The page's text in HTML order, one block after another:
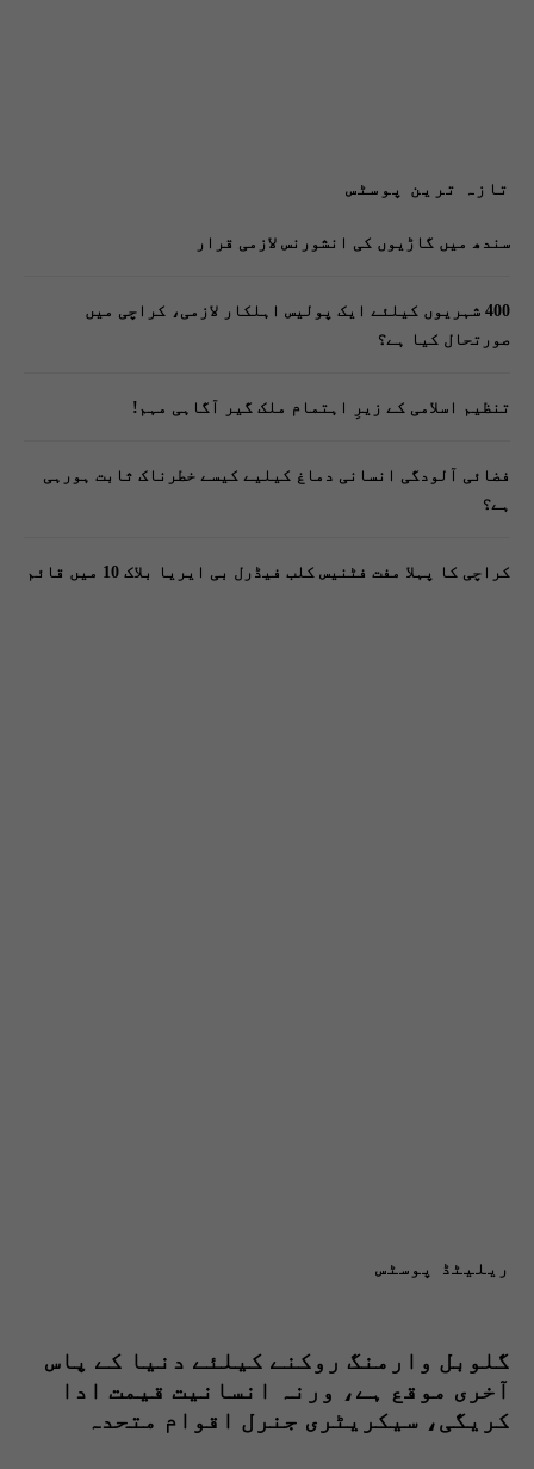
تازہ ترین پوسٹس
سندھ میں گاڑیوں کی انشورنس لازمی قرار
400 شہریوں کیلئے ایک پولیس اہلکار لازمی، کراچی میں
صورتحال کیا ہے؟
تنظیم اسلامی کے زیرِ اہتمام ملک گیر آگاہی مہم!
فضائی آلودگی انسانی دماغ کیلیے کیسے خطرناک ثابت ہورہی
ہے؟
کراچی کا پہلا مفت فٹنیس کلب فیڈرل بی ایریا بلاک 10 میں قائم
ریلیٹڈ پوسٹس
گلوبل وارمنگ روکنے کیلئے دنیا کے پاس
آخری موقع ہے، ورنہ انسانیت قیمت ادا
کریگی، سیکریٹری جنرل اقوام متحدہ